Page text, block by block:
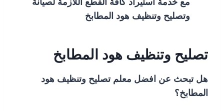
مع خدمة استيراد كافة القطع اللازمة لصيانة
وتصليح وتنظيف هود المطابخ
تصليح وتنظيف هود المطابخ
هل تبحث عن افضل معلم تصليح وتنظيف هود
المطابخ؟